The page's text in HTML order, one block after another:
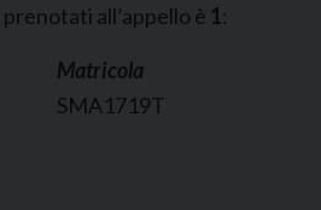
all’appello è 1:
Matricola
SMA1719T